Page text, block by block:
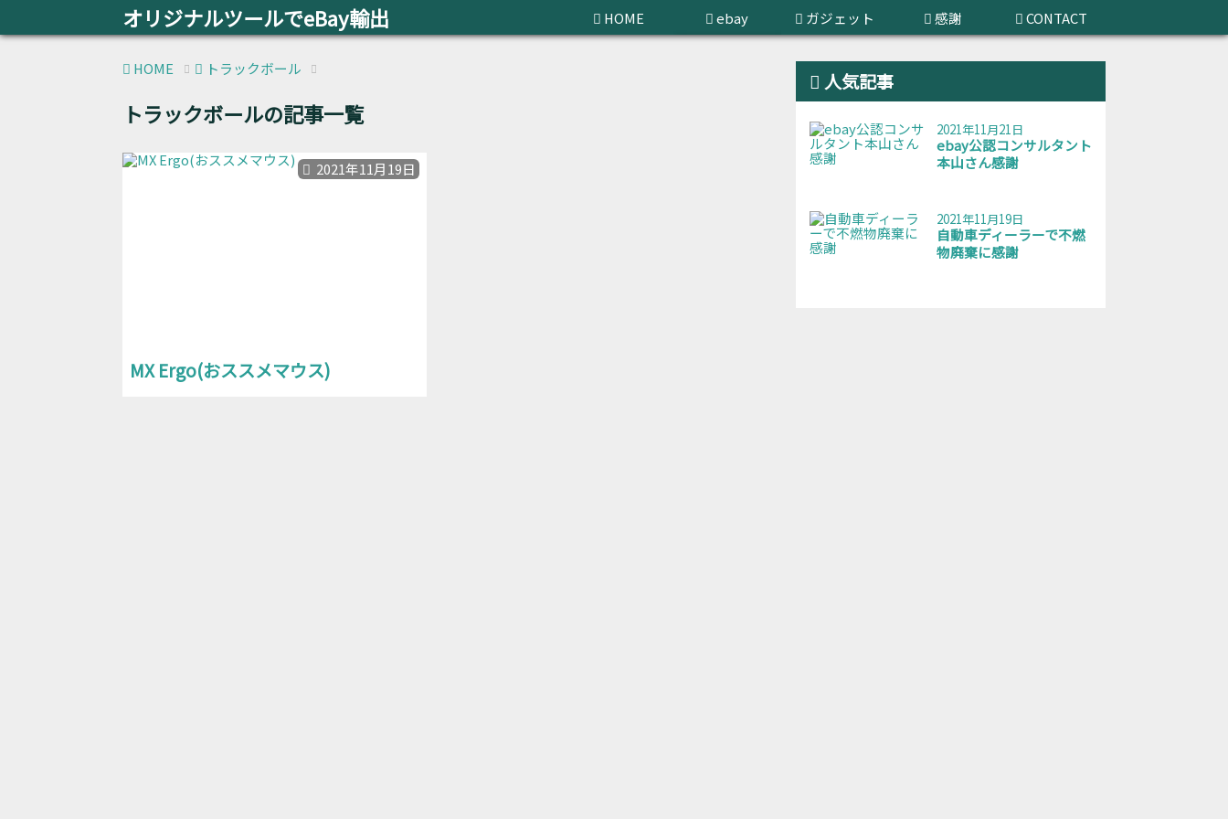
オリジナルツールでeBay輸出 HOME
ebay
ガジェット 感謝 CONTACT
HOME トラックボール
トラックボールの記事一覧
MX Ergo(おススメマウス)
2021年11月19日
人気記事
2021年11月21日
ebay公認コンサルタント
本山さん感謝
2021年11月19日
自動車ディーラーで不燃
物廃棄に感謝